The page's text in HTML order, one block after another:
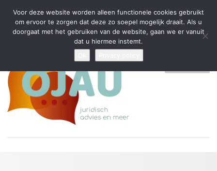
Tijdelijke stop: wegens drukte kan ik beperkt nieuwe zaken aannemen
en vragen beantwoorden
Algemene Voorwaarden
Disclaimer Privacybeleid
Voor deze website worden alleen functionele cookies gebruikt
om ervoor te zorgen dat deze zo soepel mogelijk draait. Als u
doorgaat met het gebruiken van de website, gaan we er vanuit
dat u hiermee instemt.